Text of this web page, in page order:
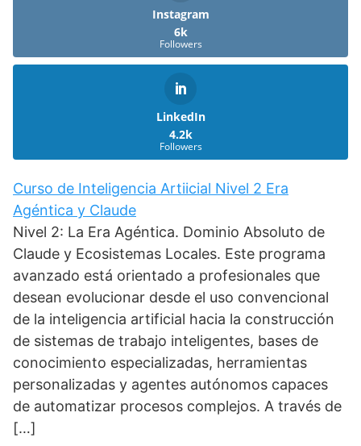
Instagram
6k
Followers
LinkedIn
4.2k
Followers
Curso de Inteligencia Artiicial Nivel 2 Era
Agéntica y Claude
Nivel 2: La Era Agéntica. Dominio Absoluto de
Claude y Ecosistemas Locales. Este programa
avanzado está orientado a profesionales que
desean evolucionar desde el uso convencional
de la inteligencia artificial hacia la construcción
de sistemas de trabajo inteligentes, bases de
conocimiento especializadas, herramientas
personalizadas y agentes autónomos capaces
de automatizar procesos complejos. A través de
[…]